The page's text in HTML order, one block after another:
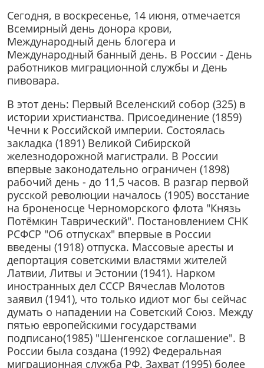
Сегодня, в воскресенье, 14 июня, отмечается
Всемирный день донора крови,
Международный день блогера и
Международный банный день. В России - День
работников миграционной службы и День
пивовара.
В этот день: Первый Вселенский собор (325) в
истории христианства. Присоединение (1859)
Чечни к Российской империи. Состоялась
закладка (1891) Великой Сибирской
железнодорожной магистрали. В России
впервые законодательно ограничен (1898)
рабочий день - до 11,5 часов. В разгар первой
русской революции началось (1905) восстание
на броненосце Черноморского флота "Князь
Потёмкин Таврический". Постановлением СНК
РСФСР "Об отпусках" впервые в России
введены (1918) отпуска. Массовые аресты и
депортация советскими властями жителей
Латвии, Литвы и Эстонии (1941). Нарком
иностранных дел СССР Вячеслав Молотов
заявил (1941), что только идиот мог бы сейчас
думать о нападении на Советский Союз. Между
пятью европейскими государствами
подписано(1985) "Шенгенское соглашение". В
России была создана (1992) Федеральная
миграционная служба РФ. Захват (1995) более